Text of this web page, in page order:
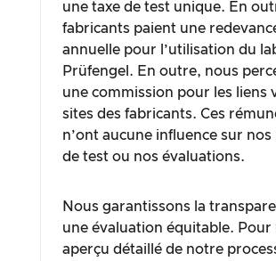
une taxe de test unique. En
fabricants paient une
annuelle pour l’utilisation du
Prüfengel. En outre, nous
une commission pour les liens
sites des fabricants. Ces
n’ont aucune influence sur
de test ou nos évaluations.
Nous garantissons la
une évaluation équitable. Pour
aperçu détaillé de notre